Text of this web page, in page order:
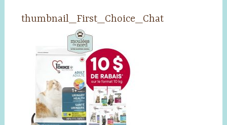
thumbnail_First_Choice_Chat